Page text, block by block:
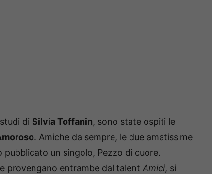
di Silvia Toffanin, sono state ospiti le
. Amiche da sempre, le due amatissime
un singolo, Pezzo di cuore.
provengano entrambe dal talent Amici, si